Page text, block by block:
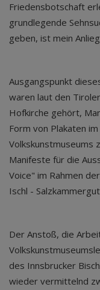
Friedensbotschaft
grundlegende
geben, ist mein
Ausgangspunkt
waren laut den
Hofkirche gehört,
Form von Plakaten
Volkskunstmuseums
Manifeste für die
Voice" im Rahmen
Ischl -
Der Anstoß, die
des Innsbrucker
wieder vermittelnd